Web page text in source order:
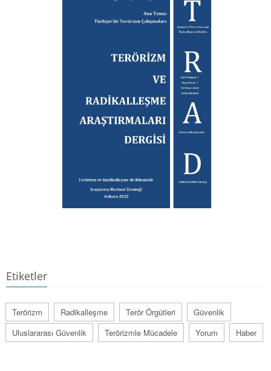
Etiketler
Terörizm Radikalleşme Terör Örgütleri
Güvenlik
Uluslararası Güvenlik
Terörizmle Mücadele Yorum Haber